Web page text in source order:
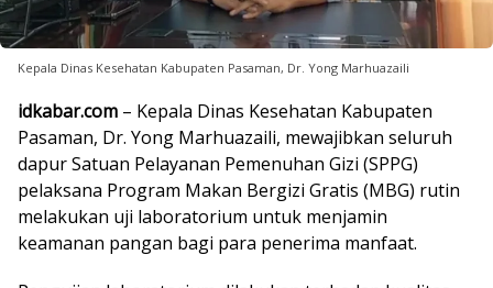
Kepala Dinas Kesehatan Kabupaten Pasaman, Dr. Yong Marhuazaili
idkabar.com – Kepala Dinas Kesehatan Kabupaten
Pasaman, Dr. Yong Marhuazaili, mewajibkan seluruh
dapur Satuan Pelayanan Pemenuhan Gizi (SPPG)
pelaksana Program Makan Bergizi Gratis (MBG) rutin
melakukan uji laboratorium untuk menjamin
keamanan pangan bagi para penerima manfaat.